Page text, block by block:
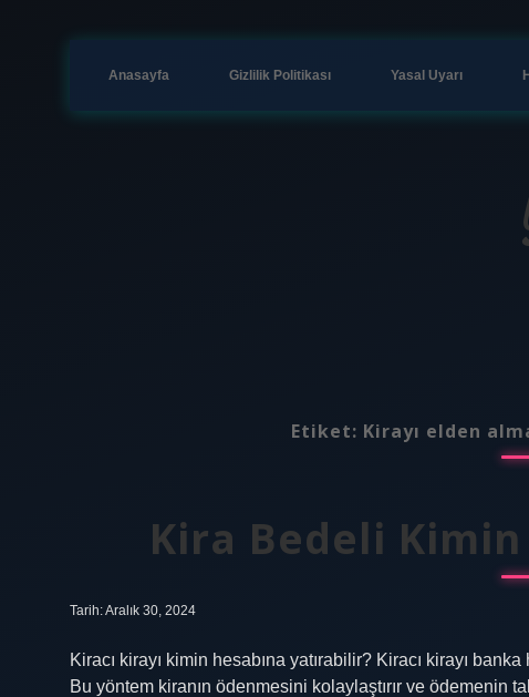
Anasayfa Gizlilik Politikası Yasal Uyarı
Etiket: Kirayı elden
Kira Bedeli Kimin
Tarih: Aralık 30, 2024
Kiracı kirayı kimin hesabına yatırabilir? Kiracı kirayı
Bu yöntem kiranın ödenmesini kolaylaştırır ve